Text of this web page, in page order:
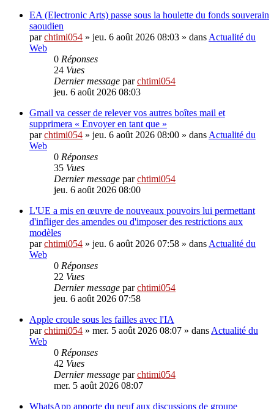
EA (Electronic Arts) passe sous la houlette du fonds souverain
saoudien
parchtimi054 » jeu. 6 août 2026 08:03 » dans Actualité du
Web
0 Réponses
24 Vues
Dernier message parchtimi054
jeu. 6 août 2026 08:03
Gmail va cesser de relever vos autres boîtes mail et
supprimera « Envoyer en tant que »
parchtimi054 » jeu. 6 août 2026 08:00 » dans Actualité du
Web
0 Réponses
35 Vues
Dernier message parchtimi054
jeu. 6 août 2026 08:00
L'UE a mis en œuvre de nouveaux pouvoirs lui permettant
d'infliger des amendes ou d'imposer des restrictions aux
modèles
parchtimi054 » jeu. 6 août 2026 07:58 » dans Actualité du
Web
0 Réponses
22 Vues
Dernier message parchtimi054
jeu. 6 août 2026 07:58
Apple croule sous les failles avec l'IA
parchtimi054 » mer. 5 août 2026 08:07 » dans Actualité du
Web
0 Réponses
42 Vues
Dernier message parchtimi054
mer. 5 août 2026 08:07
WhatsApp apporte du neuf aux discussions de groupe